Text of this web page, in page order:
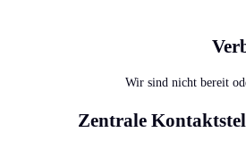
Wir sind nicht bereit
Zentrale